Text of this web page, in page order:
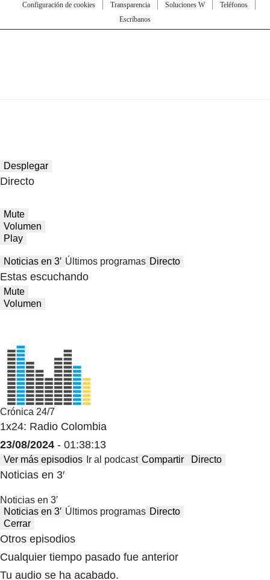
Configuración de cookies
Transparencia Soluciones W
Teléfonos
Escríbanos
Desplegar
Directo
Mute
Volumen
Play
Noticias en 3′ Últimos programas Directo
Estas escuchando
Mute
Volumen
Crónica 24/7
1x24: Radio Colombia
23/08/2024 - 01:38:13
Ver más episodios Ir al podcast Compartir Directo
Noticias en 3′
Noticias en 3′
Noticias en 3′ Últimos programas Directo
Cerrar
Otros episodios
Cualquier tiempo pasado fue anterior
Tu audio se ha acabado.